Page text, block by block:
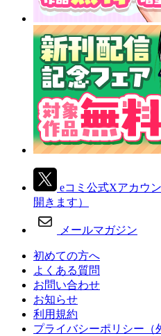
eコミ公式Xアカウ
開きます）
メールマガジン
初めての方へ
よくある質問
お問い合わせ
お知らせ
利用規約
プライバシーポリシー